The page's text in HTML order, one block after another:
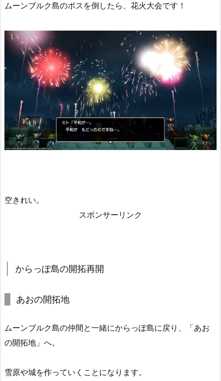
ムーンブルク島のボスを倒したら、花火大会です！
空きれい。
スポンサーリンク
からっぽ島の開拓再開
あおの開拓地
ムーンブルク島の仲間と一緒にからっぽ島に戻り、「あお
の開拓地」へ。
雪原や城を作っていくことになります。